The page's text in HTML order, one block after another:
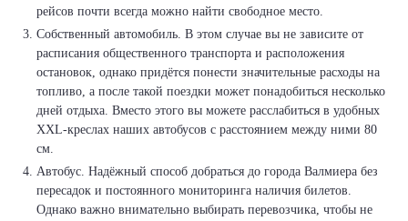
рейсов почти всегда можно найти свободное место.
Собственный автомобиль. В этом случае вы не зависите от
расписания общественного транспорта и расположения
остановок, однако придётся понести значительные расходы на
топливо, а после такой поездки может понадобиться несколько
дней отдыха. Вместо этого вы можете расслабиться в удобных
XXL-креслах наших автобусов с расстоянием между ними 80
см.
Автобус. Надёжный способ добраться до города Валмиера без
пересадок и постоянного мониторинга наличия билетов.
Однако важно внимательно выбирать перевозчика, чтобы не